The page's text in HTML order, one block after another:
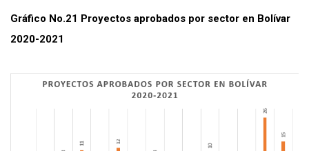
Gráfico No.21 Proyectos aprobados por sector en Bolívar
2020-2021